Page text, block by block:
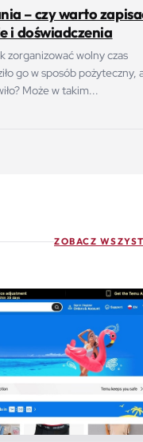
– czy warto
i doświadczenia
zorganizować wolny czas
go w sposób pożyteczny,
Może w takim...
ZOBACZ